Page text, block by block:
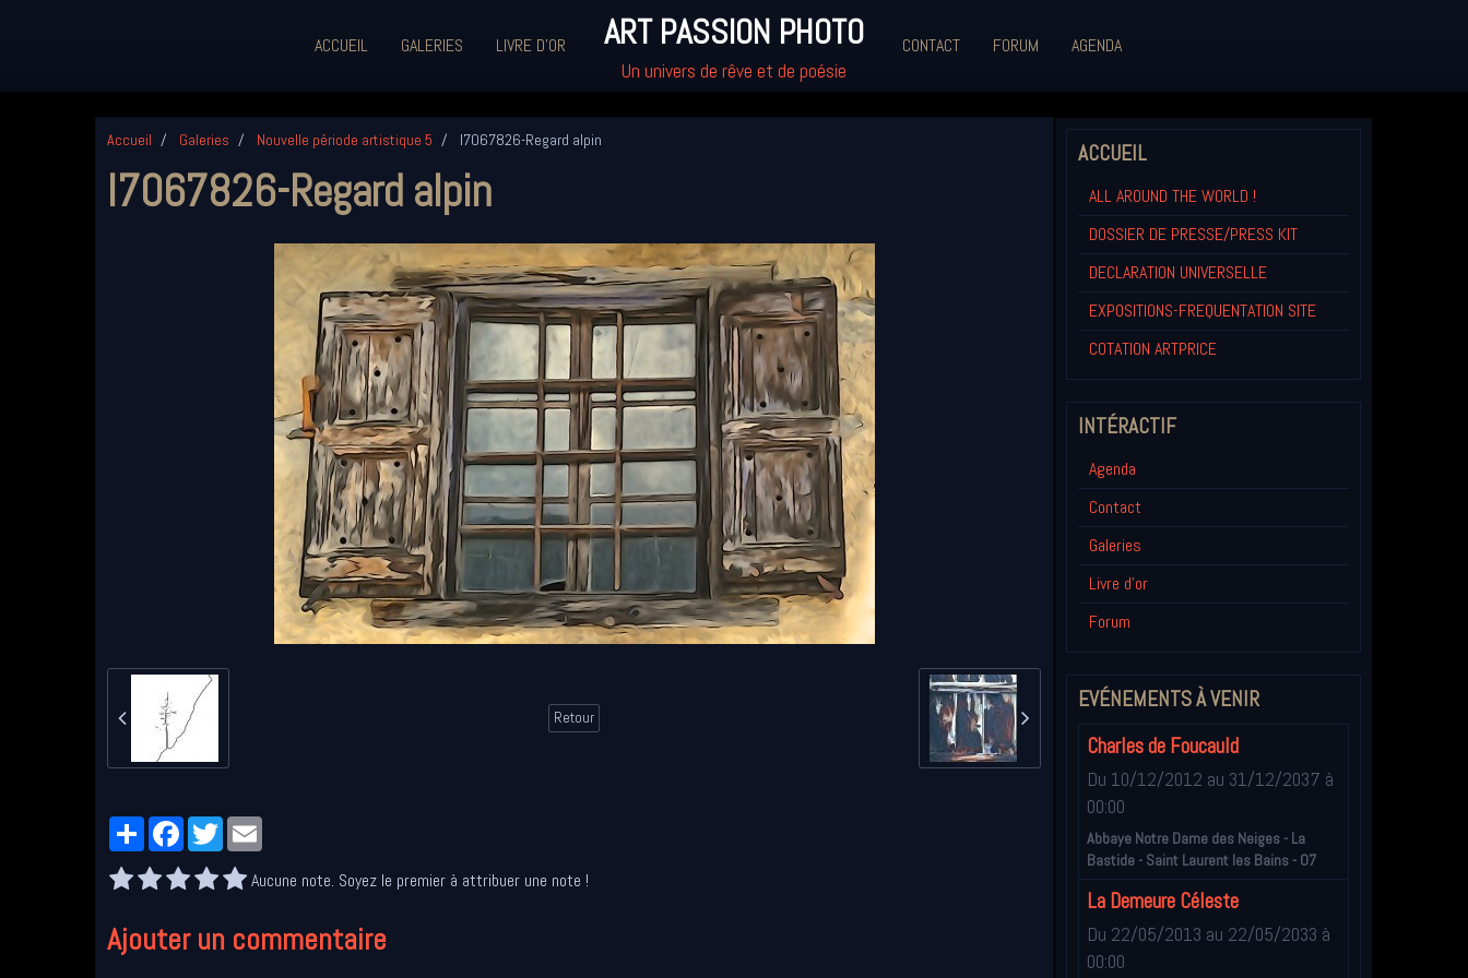
ACCUEIL GALERIES LIVRE D'OR ART PASSION PHOTO
Un univers de rêve et de poésie
CONTACT FORUM AGENDA
Accueil Galeries Nouvelle période artistique 5 I7067826-Regard alpin
I7067826-Regard alpin
Retour
PartagerFacebookTwitter
Aucune note. Soyez le premier à attribuer une note !
Ajouter un commentaire
ACCUEIL
ALL AROUND THE WORLD !
DOSSIER DE PRESSE/PRESS KIT
DECLARATION UNIVERSELLE
EXPOSITIONS-FREQUENTATION SITE
COTATION ARTPRICE
INTÉRACTIF
Agenda
Contact
Galeries
Livre d'or
Forum
EVÉNEMENTS À VENIR
Charles de Foucauld
Du 10/12/2012 au 31/12/2037 à
00:00
Abbaye Notre Dame des Neiges - La
Bastide - Saint Laurent les Bains - 07
La Demeure Céleste
Du 22/05/2013 au 22/05/2033 à
00:00